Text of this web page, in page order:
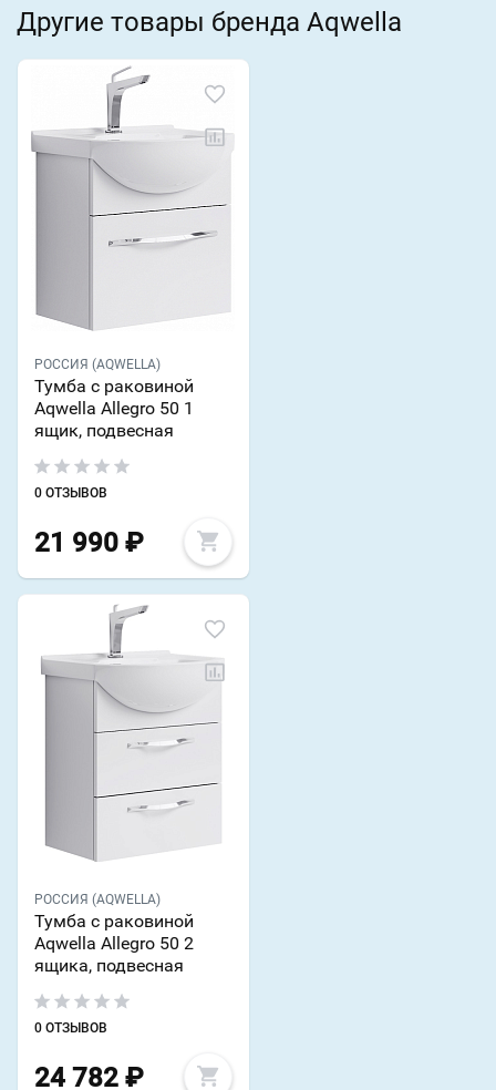
Другие товары бренда Aqwella
РОССИЯ (AQWELLA)
Тумба с раковиной
Aqwella Allegro 50 1
ящик, подвесная
0 ОТЗЫВОВ
21 990 ₽
РОССИЯ (AQWELLA)
Тумба с раковиной
Aqwella Allegro 50 2
ящика, подвесная
0 ОТЗЫВОВ
24 782 ₽